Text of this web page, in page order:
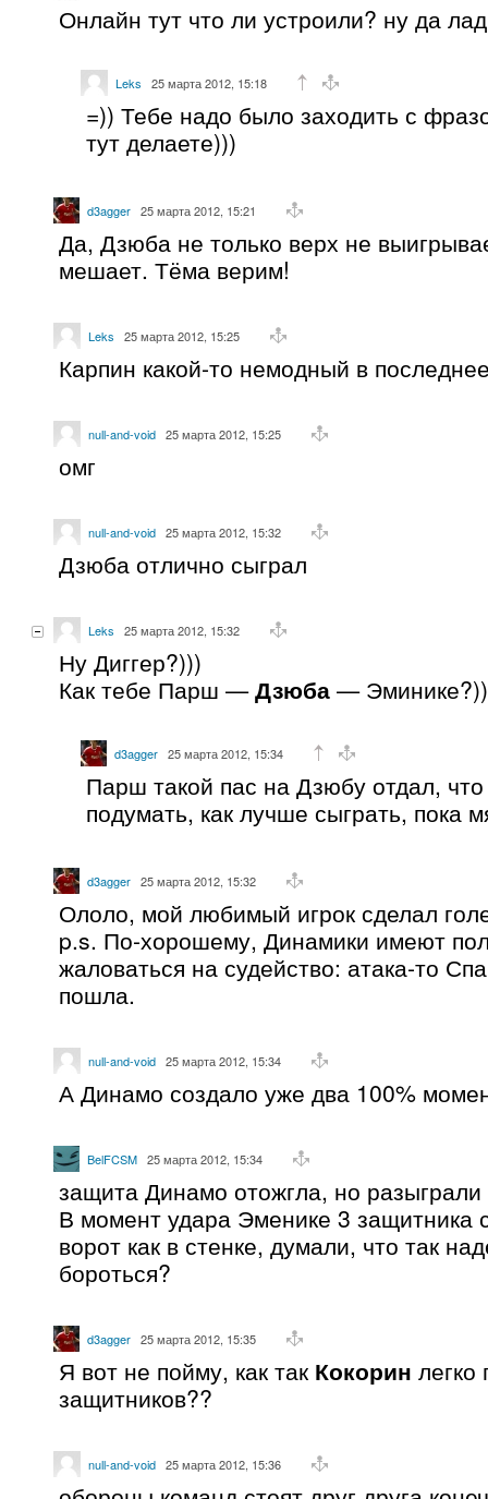
Онлайн тут что ли устроили? ну да
Leks 25 марта 2012, 15:18
=)) Тебе надо было заходить с
тут делаете)))
d3agger 25 марта 2012, 15:21
Да, Дзюба не только верх не
мешает. Тёма верим!
Leks 25 марта 2012, 15:25
Карпин какой-то немодный в
null-and-void 25 марта 2012, 15:25
омг
null-and-void 25 марта 2012, 15:32
Дзюба отлично сыграл
Leks 25 марта 2012, 15:32
Ну Диггер?)))
Как тебе Парш —Дзюба — Эминике?))
d3agger 25 марта 2012, 15:34
Парш такой пас на Дзюбу отдал,
подумать, как лучше сыграть, пока
d3agger 25 марта 2012, 15:32
Ололо, мой любимый игрок сделал
p.s. По-хорошему, Динамики имеют
жаловаться на судейство: атака-то
пошла.
null-and-void 25 марта 2012, 15:34
А Динамо создало уже два 100%
BelFCSM 25 марта 2012, 15:34
защита Динамо отожгла, но разыграли
В момент удара Эменике 3 защитника
ворот как в стенке, думали, что так
бороться?
d3agger 25 марта 2012, 15:35
Я вот не пойму, как так Кокорин
защитников??
null-and-void 25 марта 2012, 15:36